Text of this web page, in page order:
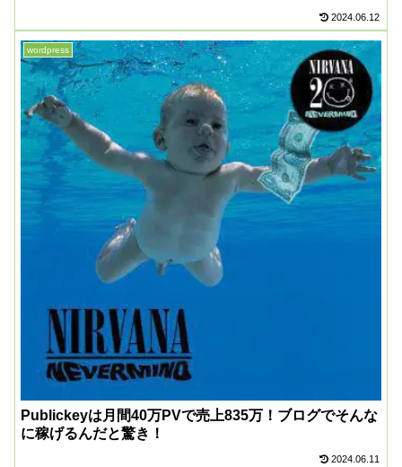
2024.06.12
wordpress
Publickeyは月間40万PVで売上835万！ブログでそんな
に稼げるんだと驚き！
2024.06.11